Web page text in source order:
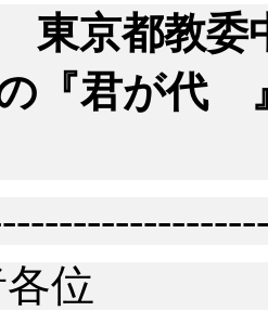
東京都教委
の『君が代
位